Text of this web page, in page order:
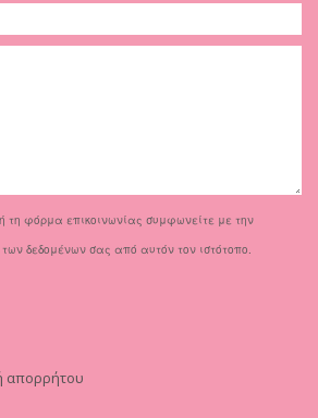
τη φόρμα επικοινωνίας συμφωνείτε με την
δεδομένων σας από αυτόν τον ιστότοπο.
απορρήτου